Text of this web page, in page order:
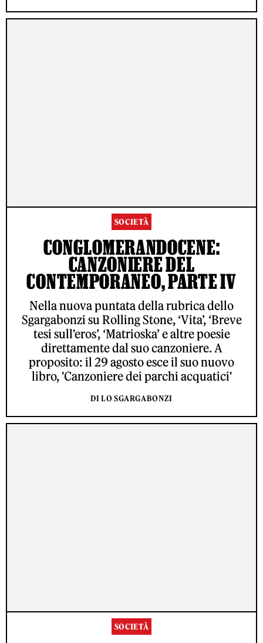
SOCIETÀ
CONGLOMERANDOCENE:
CANZONIERE DEL
CONTEMPORANEO, PARTE IV
Nella nuova puntata della rubrica dello
Sgargabonzi su Rolling Stone, ‘Vita’, ‘Breve
tesi sull'eros’, ‘Matrioska’ e altre poesie
direttamente dal suo canzoniere. A
proposito: il 29 agosto esce il suo nuovo
libro, 'Canzoniere dei parchi acquatici'
DI LO SGARGABONZI
SOCIETÀ